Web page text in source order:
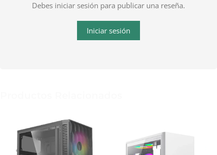
Debes iniciar sesión para publicar una reseña.
Iniciar sesión